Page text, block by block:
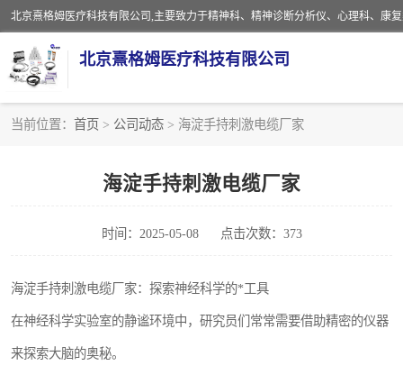
北京熹格姆医疗科技有限公司
当前位置： 首页 > 公司动态 > 海淀手持刺激电缆厂家
海淀手持刺激电缆厂家
时间：2025-05-08 点击次数：373
海淀手持刺激电缆厂家：探索神经科学的*工具
在神经科学实验室的静谧环境中，研究员们常常需要借助精密的仪器
来探索大脑的奥秘。